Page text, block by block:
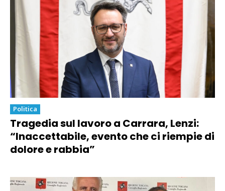
Politica
Tragedia sul lavoro a Carrara, Lenzi:
“Inaccettabile, evento che ci riempie di
dolore e rabbia”